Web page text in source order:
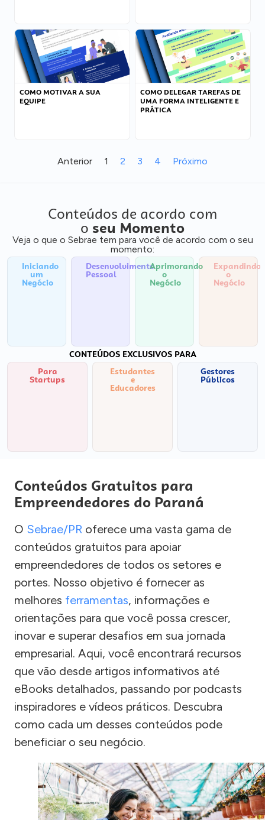
COMO MOTIVAR A SUA
EQUIPE
COMO DELEGAR TAREFAS DE
UMA FORMA INTELIGENTE E
PRÁTICA
Anterior 1 2 3 4 Próximo
Conteúdos de acordo com
o seu Momento
Veja o que o Sebrae tem para você de acordo com o seu
momento:
Iniciando
um
Negócio
Desenvolvimento
Pessoal
Aprimorando
o
Negócio
Expandindo
o
Negócio
CONTEÚDOS EXCLUSIVOS PARA
Para
Startups
Estudantes
e
Educadores
Gestores
Públicos
Conteúdos Gratuitos para
Empreendedores do Paraná
O Sebrae/PR oferece uma vasta gama de
conteúdos gratuitos para apoiar
empreendedores de todos os setores e
portes. Nosso objetivo é fornecer as
melhores ferramentas, informações e
orientações para que você possa crescer,
inovar e superar desafios em sua jornada
empresarial. Aqui, você encontrará recursos
que vão desde artigos informativos até
eBooks detalhados, passando por podcasts
inspiradores e vídeos práticos. Descubra
como cada um desses conteúdos pode
beneficiar o seu negócio.